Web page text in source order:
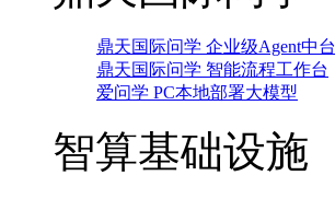
鼎天国际问学 企业级Agent中台
鼎天国际问学 智能流程工作台
爱问学 PC本地部署大模型
智算基础设施